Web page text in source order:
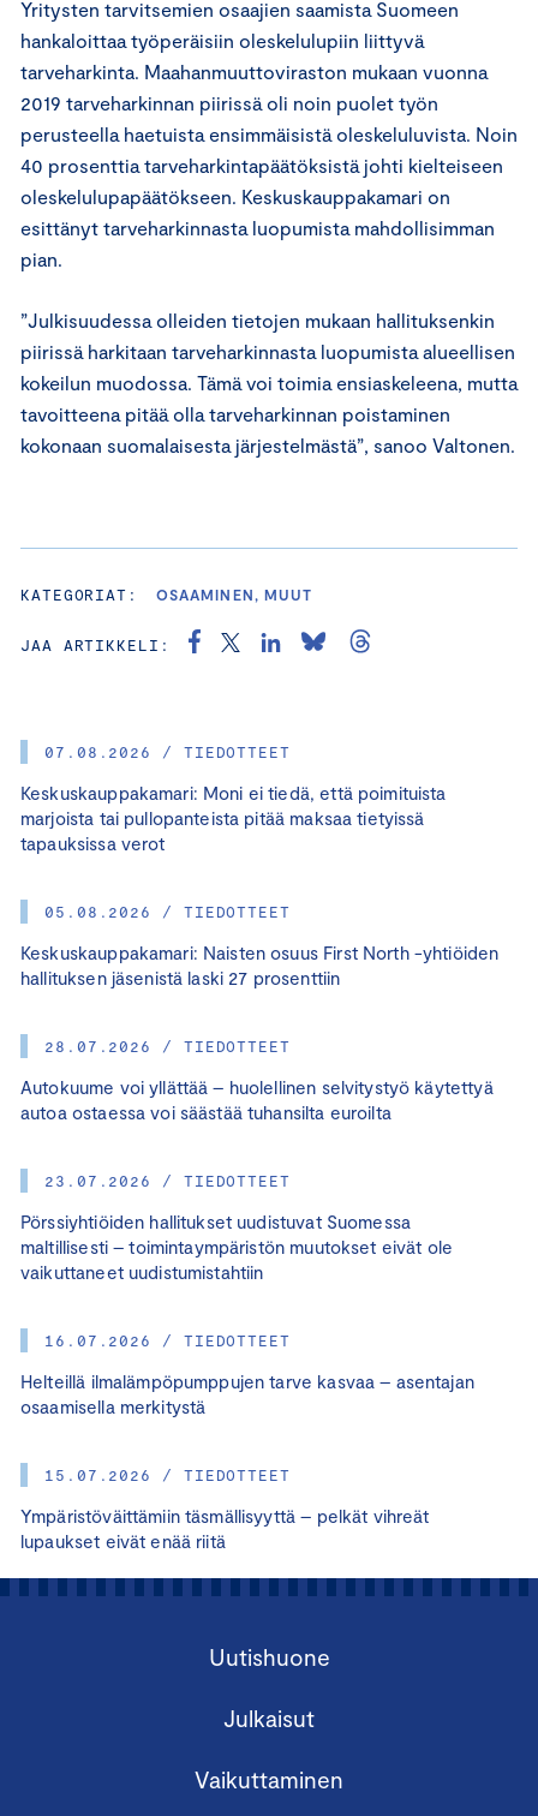
07.08.2026 / TIEDOTTEET
Keskuskauppakamari: Moni ei tiedä, että poimituista
marjoista tai pullopanteista pitää maksaa tietyissä
tapauksissa verot
05.08.2026 / TIEDOTTEET
Keskuskauppakamari: Naisten osuus First North -yhtiöiden
hallituksen jäsenistä laski 27 prosenttiin
28.07.2026 / TIEDOTTEET
Autokuume voi yllättää – huolellinen selvitystyö käytettyä
autoa ostaessa voi säästää tuhansilta euroilta
23.07.2026 / TIEDOTTEET
Pörssiyhtiöiden hallitukset uudistuvat Suomessa
maltillisesti – toimintaympäristön muutokset eivät ole
vaikuttaneet uudistumistahtiin
16.07.2026 / TIEDOTTEET
Helteillä ilmalämpöpumppujen tarve kasvaa – asentajan
osaamisella merkitystä
15.07.2026 / TIEDOTTEET
Ympäristöväittämiin täsmällisyyttä – pelkät vihreät
lupaukset eivät enää riitä
Yritysten tarvitsemien osaajien saamista Suomeen
hankaloittaa työperäisiin oleskelulupiin liittyvä
tarveharkinta. Maahanmuuttoviraston mukaan vuonna
2019 tarveharkinnan piirissä oli noin puolet työn
perusteella haetuista ensimmäisistä oleskeluluvista. Noin
40 prosenttia tarveharkintapäätöksistä johti kielteiseen
oleskelulupapäätökseen. Keskuskauppakamari on
esittänyt tarveharkinnasta luopumista mahdollisimman
pian.
”Julkisuudessa olleiden tietojen mukaan hallituksenkin
piirissä harkitaan tarveharkinnasta luopumista alueellisen
kokeilun muodossa. Tämä voi toimia ensiaskeleena, mutta
tavoitteena pitää olla tarveharkinnan poistaminen
kokonaan suomalaisesta järjestelmästä”, sanoo Valtonen.
KATEGORIAT: OSAAMINEN, MUUT
JAA ARTIKKELI:
Uutishuone
Julkaisut
Vaikuttaminen